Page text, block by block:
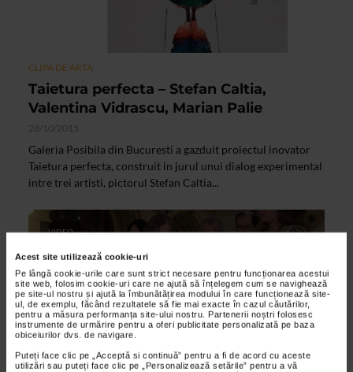
Acest site utilizează cookie-uri
Pe lângă cookie-urile care sunt strict necesare pentru funcționarea acestui
site web, folosim cookie-uri care ne ajută să înțelegem cum se navighează
pe site-ul nostru și ajută la îmbunătățirea modului în care funcționează site-
ul, de exemplu, făcând rezultatele să fie mai exacte în cazul căutărilor,
pentru a măsura performanța site-ului nostru. Partenerii noștri folosesc
instrumente de urmărire pentru a oferi publicitate personalizată pe baza
obiceiurilor dvs. de navigare.
Puteți face clic pe „Acceptă si continuă” pentru a fi de acord cu aceste
utilizări sau puteți face clic pe „Personalizează setările” pentru a vă
CLIPA DE ARTA
Taietura perfecta – Stefan Caltia,
Valentina Vidrascu, Marian Palie
28/10/2015
Galeria Posibila din Bucuresti a gazduit proiectul inovator
Taietura perfecta, construit in jurul unui dialog experimental
intre trei artisti, pictorul Stefan Caltia...
VIDEO